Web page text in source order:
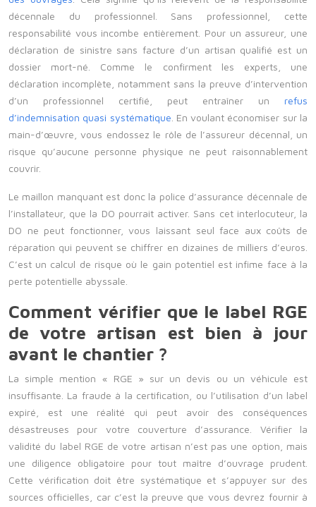
décennale du professionnel. Sans professionnel, cette
responsabilité vous incombe entièrement. Pour un assureur, une
déclaration de sinistre sans facture d’un artisan qualifié est un
dossier mort-né. Comme le confirment les experts, une
déclaration incomplète, notamment sans la preuve d’intervention
d’un professionnel certifié, peut entraîner un refus
d’indemnisation quasi systématique . En voulant économiser sur la
main-d’œuvre, vous endossez le rôle de l’assureur décennal, un
risque qu’aucune personne physique ne peut raisonnablement
couvrir.
Le maillon manquant est donc la police d’assurance décennale de
l’installateur, que la DO pourrait activer. Sans cet interlocuteur, la
DO ne peut fonctionner, vous laissant seul face aux coûts de
réparation qui peuvent se chiffrer en dizaines de milliers d’euros.
C’est un calcul de risque où le gain potentiel est infime face à la
perte potentielle abyssale.
Comment vérifier que le label RGE
de votre artisan est bien à jour
avant le chantier ?
La simple mention « RGE » sur un devis ou un véhicule est
insuffisante. La fraude à la certification, ou l’utilisation d’un label
expiré, est une réalité qui peut avoir des conséquences
désastreuses pour votre couverture d’assurance. Vérifier la
validité du label RGE de votre artisan n’est pas une option, mais
une diligence obligatoire pour tout maître d’ouvrage prudent.
Cette vérification doit être systématique et s’appuyer sur des
sources officielles, car c’est la preuve que vous devrez fournir à